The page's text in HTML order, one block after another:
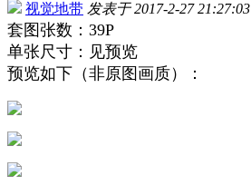
视觉地带 发表于 2017-2-27 21:27:03
套图张数：39P
单张尺寸：见预览
预览如下（非原图画质）：